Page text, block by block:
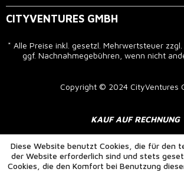
CITYVENTURES GMBH
* Alle Preise inkl. gesetzl. Mehrwertsteuer zzgl.
ggf. Nachnahmegebühren, wenn nicht
Copyright © 2024 CityVentures
KAUF AUF RECHNUNG
Diese Website benutzt Cookies, die für den
der Website erforderlich sind und stets
Cookies, die den Komfort bei Benutzung